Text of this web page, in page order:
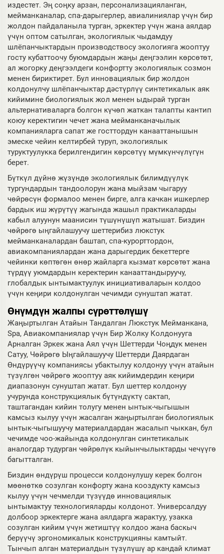
издестет. Эң соңку арзан, персонализацияланган,
мейманканалар, спа-дарыгерлер, авиалиниялар үчүн бир
жолдон пайдаланыла турган, эркектер үчүн жана аялдар
үчүн оптом сатылган, экологиялык чыдамдуу
шлёпанчыктардын производствосу экологияга жооптуу
госту кубаттоочу буюмдардын жаңы деңгээлин көрсөтөт,
ал жогорку деңгээлдеги конфортту экологиялык созмон
менен бириктирет. Бул инновациялык бир жолдон
колдонулчу шлёпанчыктар дәстүрлүү синтетикалык аяк
кийимине биологиялык жол менен ыдырай турган
альтернативаларга болгон күчөп жаткан талапты кантип
коюу керектигин чечет жана мейманканачылык
компанияларга сапат же госттордун канааттанышын
эмеске чейин келтирбей туруп, экологиялык
туруктуулукка берилгендигин көрсөтүү мүмкүнчүлүгүн
берет.
Бүткүл дүйнө жүзүндө экологиялык билимдүүлүк
тургундардын тандоолорун жана мыйзам чыгаруу
чөйрөсүн формалоо менен бирге, алга качкан ишкерлер
бардык иш жүрүтүү жагында жашыл практикаларды
кабыл алуунун маанисин түшүнүшүп жатышат. Биздин
чөйрөгө ыңгайлашуучу шеттерибиз люкстук
мейманканалардан баштап, спа-курорттордон,
авиакомпаниялардан жана дарыгердик бекеттерге
чейинки көптөгөн өнөр жайларга кызмат көрсөтөт жана
түрдүү уюмдардын керектерин канааттандыруучу,
глобалдык ынтымактуулук инициативаларын колдоо
үчүн кеңири колдонулган чечимди сунуштап жатат.
Өнүмдүн жалпы сүрөттөлүшү
Жаңыртылган Атайын Тандалган Люкстук Мейманкана,
Spa, Авиакомпаниялар үчүн Бир Жолку Колдонууга
Арналган Эркек жана Аял үчүн Шеттерди Чоңдук менен
Сатуу, Чөйрөгө Ыңгайлашуучу Шеттерди Даярдаган
Өндүрүүчү компаниясы убактылуу колдонуу үчүн атайын
түзүлгөн чөйрөгө жооптуу аяк кийимдердин кеңири
диапазонун сунуштап жатат. Бул шеттер колдонуу
учурунда конструкциялык бүтүндүктү сактап,
таштагандан кийин толугу менен ынтык-чыгышын
камсыз кылуу үчүн жасалган жаңыртылган биологиялык
ынтык-чыгышуучу материалдардан жасалып чыккан, бул
чечимде чоо-жайында колдонулган синтетикалык
аналогдар тудурган чөйрөлүк кыйынчылыктарды чечүүгө
багытталган.
Биздин өндүрүш процесси колдонулушу керек болгон
мөөнөткө созулган конфорту жана кооздукту камсыз
кылуу үчүн чечмелди түзүүдө инновациялык
ынтымактуу технологияларды колдонот. Универсалдуу
долбоор эркектерге жана аялдарга жарактуу, узакка
созулган кийим үчүн жетиштүү колдоо жана баскыч
берүүчү эргономикалык конструкцияны камтыйт.
Тынчып алган материалдын түзүлүшү ар кандай климат